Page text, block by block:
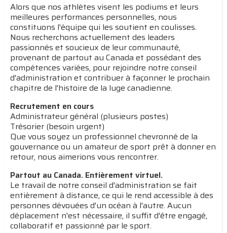
Alors que nos athlètes visent les podiums et leurs
meilleures performances personnelles, nous
constituons l'équipe qui les soutient en coulisses.
Nous recherchons actuellement des leaders
passionnés et soucieux de leur communauté,
provenant de partout au Canada et possédant des
compétences variées, pour rejoindre notre conseil
d'administration et contribuer à façonner le prochain
chapitre de l'histoire de la luge canadienne.
Recrutement en cours
Administrateur général (plusieurs postes)
Trésorier (besoin urgent)
Que vous soyez un professionnel chevronné de la
gouvernance ou un amateur de sport prêt à donner en
retour, nous aimerions vous rencontrer.
Partout au Canada. Entièrement virtuel.
Le travail de notre conseil d'administration se fait
entièrement à distance, ce qui le rend accessible à des
personnes dévouées d'un océan à l'autre. Aucun
déplacement n'est nécessaire, il suffit d'être engagé,
collaboratif et passionné par le sport.